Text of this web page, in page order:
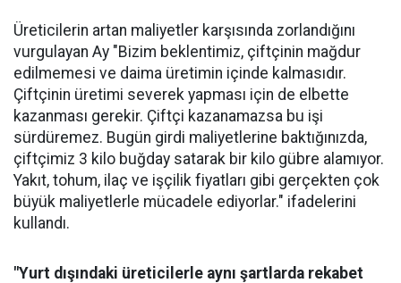
Üreticilerin artan maliyetler karşısında zorlandığını
vurgulayan Ay "Bizim beklentimiz, çiftçinin mağdur
edilmemesi ve daima üretimin içinde kalmasıdır.
Çiftçinin üretimi severek yapması için de elbette
kazanması gerekir. Çiftçi kazanamazsa bu işi
sürdüremez. Bugün girdi maliyetlerine baktığınızda,
çiftçimiz 3 kilo buğday satarak bir kilo gübre alamıyor.
Yakıt, tohum, ilaç ve işçilik fiyatları gibi gerçekten çok
büyük maliyetlerle mücadele ediyorlar." ifadelerini
kullandı.
"Yurt dışındaki üreticilerle aynı şartlarda rekabet